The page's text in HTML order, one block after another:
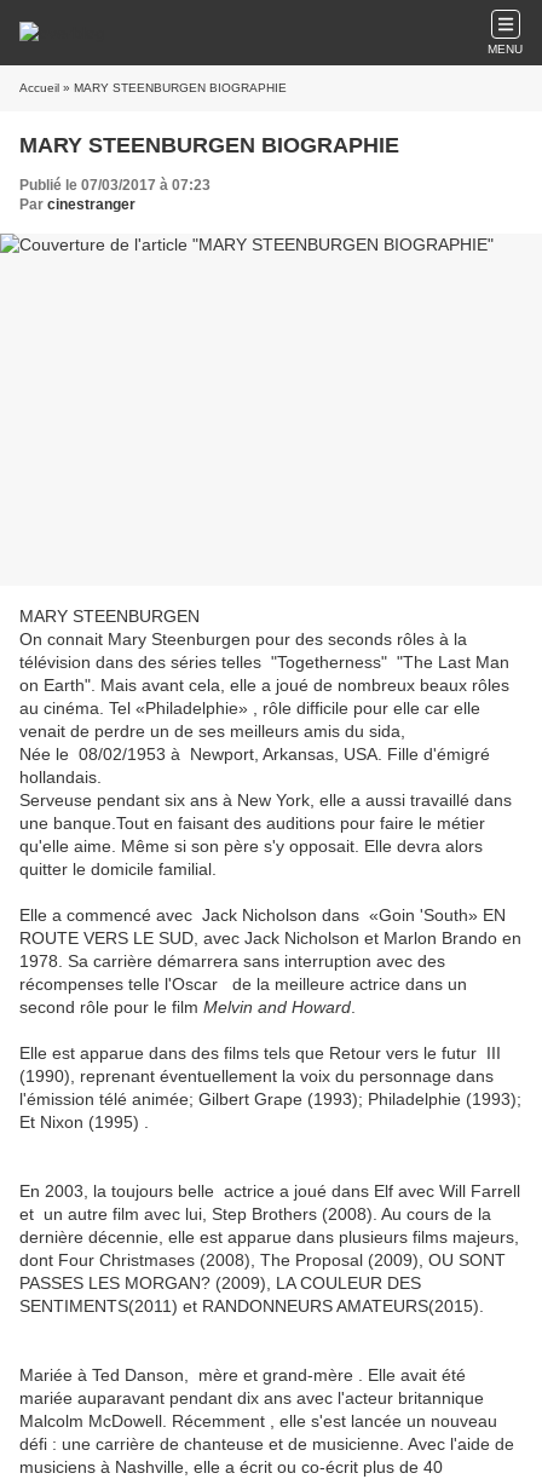
MENU
Accueil » MARY STEENBURGEN BIOGRAPHIE
MARY STEENBURGEN BIOGRAPHIE
Publié le 07/03/2017 à 07:23
Par cinestranger
MARY STEENBURGEN
On connait Mary Steenburgen pour des seconds rôles à la
télévision dans des séries telles "Togetherness" "The Last Man
on Earth". Mais avant cela, elle a joué de nombreux beaux rôles
au cinéma. Tel «Philadelphie» , rôle difficile pour elle car elle
venait de perdre un de ses meilleurs amis du sida,
Née le 08/02/1953 à
Newport, Arkansas, USA. Fille d'émigré
hollandais.
Serveuse pendant six ans à New York, elle a aussi travaillé dans
une banque.Tout en faisant des auditions pour faire le métier
qu'elle aime. Même si son père s'y opposait. Elle devra alors
quitter le domicile familial.
Elle a commencé avec Jack Nicholson dans «Goin 'South» EN
ROUTE VERS LE SUD, avec Jack Nicholson et Marlon Brando en
1978. Sa carrière démarrera sans interruption avec des
récompenses telle l'Oscar
de la meilleure actrice dans un
second rôle pour le film Melvin and Howard
Elle est apparue dans des films tels que Retour vers le futur III
(1990), reprenant éventuellement la voix du personnage dans
l'émission télé animée; Gilbert Grape (1993); Philadelphie (1993);
Et Nixon (1995) .
En 2003, la toujours belle actrice a joué dans Elf avec Will Farrell
et un autre film avec lui, Step Brothers (2008). Au cours de la
dernière décennie, elle est apparue dans plusieurs films majeurs,
dont Four Christmases (2008), The Proposal (2009), OU SONT
PASSES LES MORGAN? (2009), LA COULEUR DES
SENTIMENTS(2011) et RANDONNEURS AMATEURS(2015).
Mariée à Ted Danson, mère et grand-mère . Elle avait été
mariée auparavant pendant dix ans avec l'acteur britannique
Malcolm McDowell. Récemment , elle s'est lancée un nouveau
défi : une carrière de chanteuse et de musicienne. Avec l'aide de
musiciens à Nashville, elle a écrit ou co-écrit plus de 40